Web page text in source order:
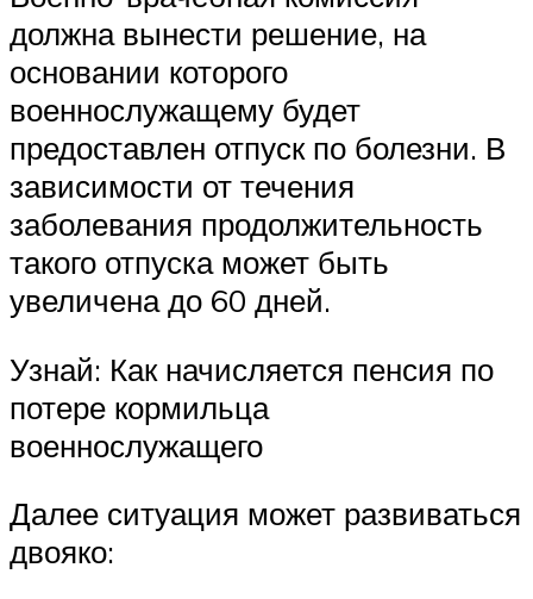
должна вынести решение, на
основании которого
военнослужащему будет
предоставлен отпуск по болезни. В
зависимости от течения
заболевания продолжительность
такого отпуска может быть
увеличена до 60 дней.
Узнай: Как начисляется пенсия по
потере кормильца
военнослужащего
Далее ситуация может развиваться
двояко: